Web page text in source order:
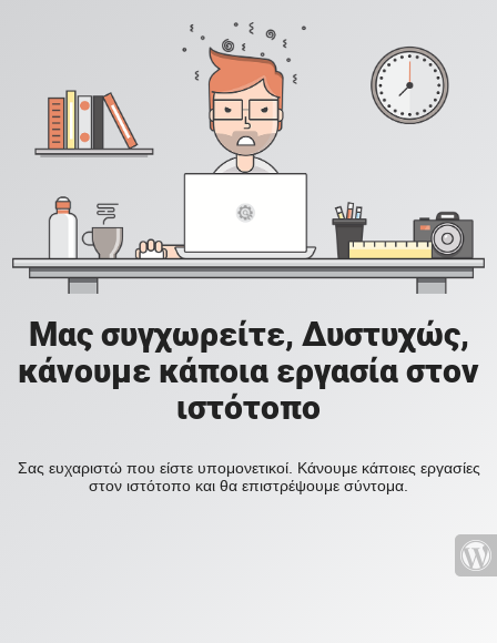
Μας συγχωρείτε, Δυστυχώς,
κάνουμε κάποια εργασία στον
ιστότοπο
Σας ευχαριστώ που είστε υπομονετικοί. Κάνουμε κάποιες εργασίες
στον ιστότοπο και θα επιστρέψουμε σύντομα.